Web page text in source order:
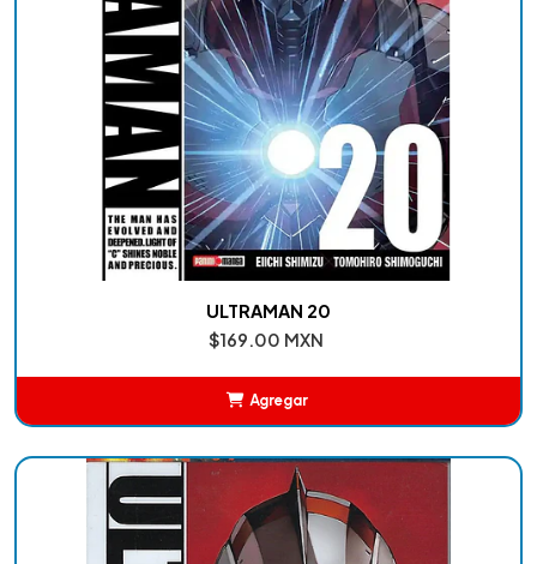
ULTRAMAN 20
$169.00 MXN
Agregar